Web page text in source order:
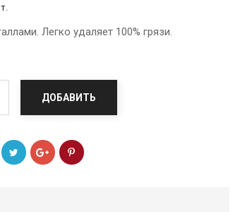
Легко удаляет 100% грязи.
ДОБАВИТЬ